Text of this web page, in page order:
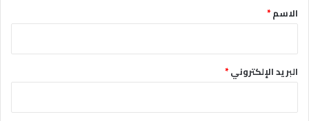
*الاسم*
البريد الإلكتروني*